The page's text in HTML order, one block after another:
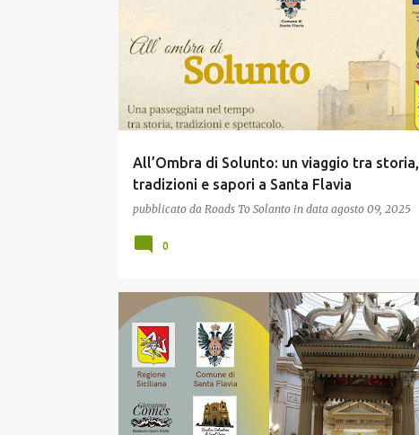
All’Ombra di Solunto: un viaggio tra storia,
tradizioni e sapori a Santa Flavia
pubblicato da Roads To Solanto in data agosto 09, 2025
0
TURISMO